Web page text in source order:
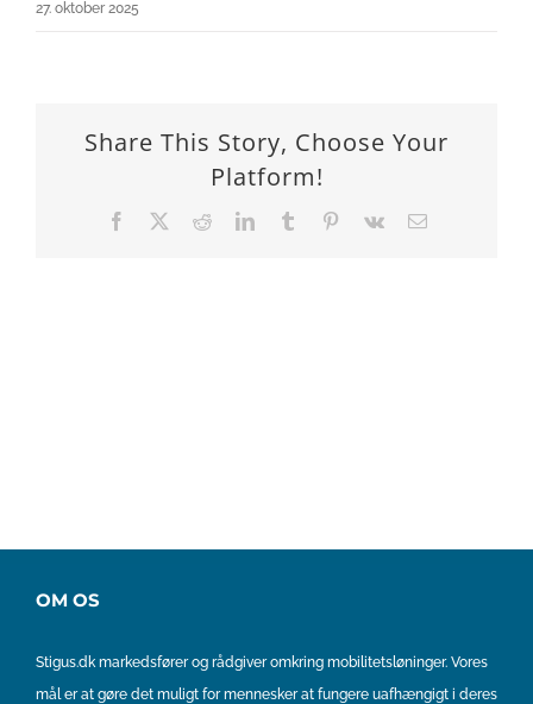
27. oktober 2025
Share This Story, Choose Your
Platform!
Facebook RedditLinkedInTumblr Pinterest
Vk Email
OM OS
Stigus.dk markedsfører og rådgiver omkring mobilitetsløninger. Vores
mål er at gøre det muligt for mennesker at fungere uafhængigt i deres